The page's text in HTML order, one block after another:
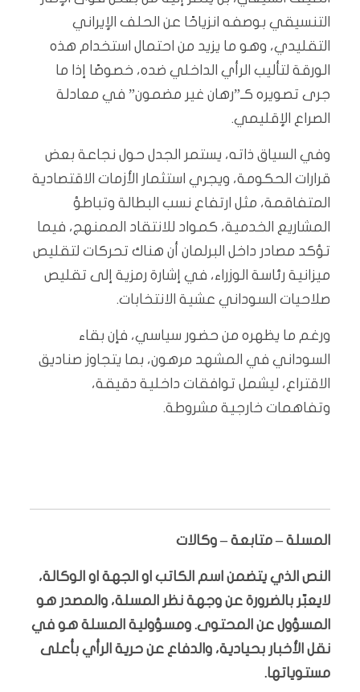
التنسيقي بوصفه انزياحًا عن الحلف الإيراني
التقليدي، وهو ما يزيد من احتمال استخدام هذه
الورقة لتأليب الرأي الداخلي ضده، خصوصًا إذا ما
جرى تصويره كـ”رهان غير مضمون” في معادلة
الصراع الإقليمي.
وفي السياق ذاته، يستمر الجدل حول نجاعة بعض
قرارات الحكومة، ويجري استثمار الأزمات الاقتصادية
المتفاقمة، مثل ارتفاع نسب البطالة وتباطؤ
المشاريع الخدمية، كمواد للانتقاد الممنهج، فيما
تؤكد مصادر داخل البرلمان أن هناك تحركات لتقليص
ميزانية رئاسة الوزراء، في إشارة رمزية إلى تقليص
صلاحيات السوداني عشية الانتخابات.
ورغم ما يظهره من حضور سياسي، فإن بقاء
السوداني في المشهد مرهون، بما يتجاوز صناديق
الاقتراع، ليشمل توافقات داخلية دقيقة،
وتفاهمات خارجية مشروطة.
المسلة – متابعة – وكالات
النص الذي يتضمن اسم الكاتب او الجهة او الوكالة،
لايعبّر بالضرورة عن وجهة نظر المسلة، والمصدر هو
المسؤول عن المحتوى. ومسؤولية المسلة هو في
نقل الأخبار بحيادية، والدفاع عن حرية الرأي بأعلى
مستوياتها.